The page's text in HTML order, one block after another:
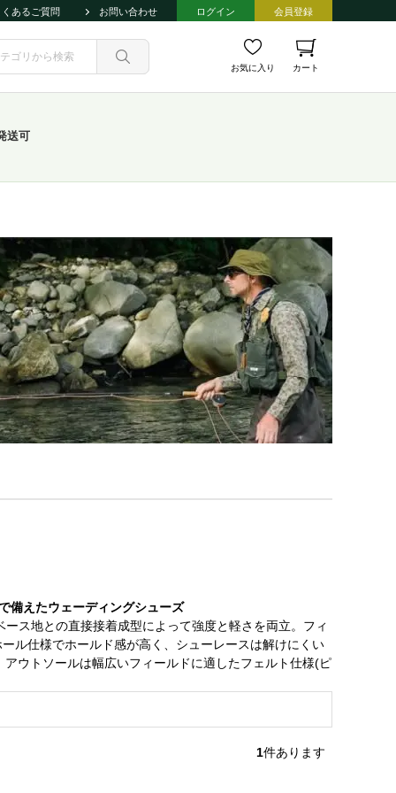
くあるご質問 お問い合わせ ログイン 会員登録
お気に入り カート
送可
備えたウェーディングシューズ
ス地との直接接着成型によって強度と軽さを両立。フィ
ル仕様でホールド感が高く、シューレースは解けにくい
ウトソールは幅広いフィールドに適したフェルト仕様(ピ
1件あります